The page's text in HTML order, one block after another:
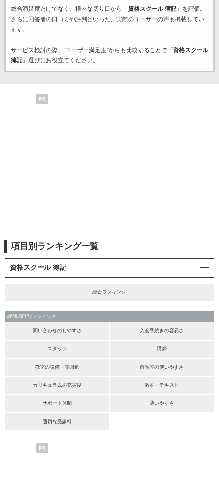
総合満足度だけでなく、様々な切り口から「 資格スクール 簿記」を評価。
さらに回答者の口コミや評判といった、実際のユーザーの声も掲載してい
ます。
サービス検討の際、“ユーザー満足度”からも比較することで「 資格スクール
簿記」選びにお役立てください。
PR
項目別ランキング一覧
資格スクール 簿記
総合ランキング
評価項目別ランキング
問い合わせのしやすさ 入会手続きの容易さ
スタッフ 講師
教室の設備・雰囲気 自習室の使いやすさ
カリキュラムの充実度 教材・テキスト
サポート体制 通いやすさ
適切な受講料
PR